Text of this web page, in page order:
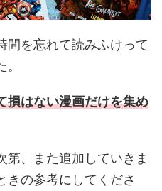
間を忘れて読みふけって
損はない漫画だけを集め
第、また追加していきま
きの参考にしてくださ